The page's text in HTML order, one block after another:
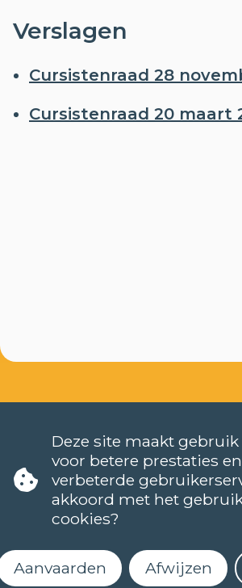
Verslagen
Cursistenraad 28
Cursistenraad 20 maart
TALEN
NEDERLANDS
Wanneer starten de
Deze site maakt
voor betere prestaties
verbeterde
akkoord met het
cookies?
Aanvaarden Afwijzen